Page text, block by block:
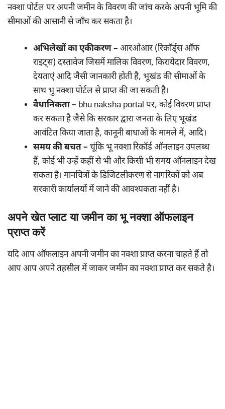
नक्शा पोर्टल पर अपनी जमीन के विवरण की जांच करके अपनी भूमि की
सीमाओं की आसानी से जाँच कर सकता है।
अभिलेखों का एकीकरण – आरओआर (रिकॉर्ड्स ऑफ
राइट्स) दस्तावेज जिसमें मालिक विवरण, किरायेदार विवरण,
देयताएं आदि जैसी जानकारी होती है, भूखंड की सीमाओं के
साथ भु नक्शा पोर्टल से प्राप्त की जा सकती है।
वैधानिकता – bhu naksha portal पर, कोई विवरण प्राप्त
कर सकता है जैसे कि सरकार द्वारा जनता के लिए भूखंड
आवंटित किया जाता है, कानूनी बाधाओं के मामले में, आदि।
समय की बचत – चूंकि भू नक्शा रिकॉर्ड ऑनलाइन उपलब्ध
हैं, कोई भी उन्हें कहीं से भी और किसी भी समय ऑनलाइन देख
सकता है। मानचित्रों के डिजिटलीकरण से नागरिकों को अब
सरकारी कार्यालयों में जाने की आवश्यकता नहीं है।
अपने खेत प्लाट या जमीन का भू नक्शा ऑफलाइन
प्राप्त करें
यदि आप ऑफलाइन अपनी जमीन का नक्शा प्राप्त करना चाहते हैं तो
आप आप अपने तहसील में जाकर जमीन का नक्शा प्राप्त कर सकते है।